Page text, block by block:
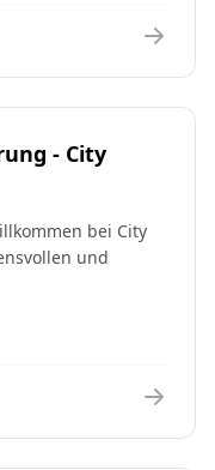
- City
bei City
und